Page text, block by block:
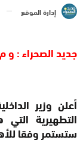
إدارة الموقع
جديد الصحراء : و
أعلن وزير
التطهيرية
ستستمر وفقا